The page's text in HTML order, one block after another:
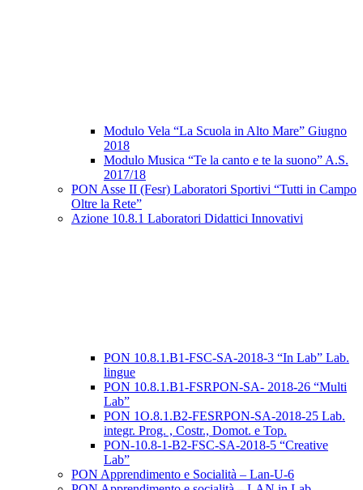
Modulo Vela “La Scuola in Alto Mare” Giugno
2018
Modulo Musica “Te la canto e te la suono” A.S.
2017/18
PON Asse II (Fesr) Laboratori Sportivi “Tutti in Campo
Oltre la Rete”
Azione 10.8.1 Laboratori Didattici Innovativi
PON 10.8.1.B1-FSC-SA-2018-3 “In Lab” Lab.
lingue
PON 10.8.1.B1-FSRPON-SA- 2018-26 “Multi
Lab”
PON 1O.8.1.B2-FESRPON-SA-2018-25 Lab.
integr. Prog. , Costr., Domot. e Top.
PON-10.8-1-B2-FSC-SA-2018-5 “Creative
Lab”
PON Apprendimento e Socialità – Lan-U-6